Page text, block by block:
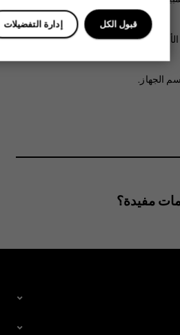
الأجهزة المتصلة>الأجهزة المتصلة في
الجهاز.
مفيدة؟
إدارة التفضيلات قبول الكل